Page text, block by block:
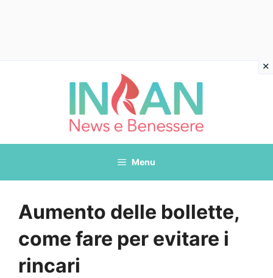
Menu
Aumento delle bollette,
come fare per evitare i
rincari